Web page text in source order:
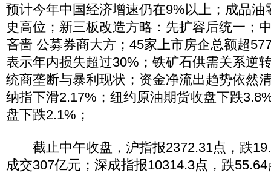
预计今年中国经济增速仍在9%以上；成品油
史高位；新三板改造方略：先扩容后统一；
吝啬 公募券商大方；45家上市房企总额超
表示年内损失超过30%；铁矿石供需关系逆
统商垄断与暴利现状；资金净流出趋势依然
纳指下滑2.17%；纽约原油期货收盘下跌
盘下跌2.1%；
截止中午收盘，沪指报2372.31点，跌
成交307亿元；深成指报10314.3点，跌